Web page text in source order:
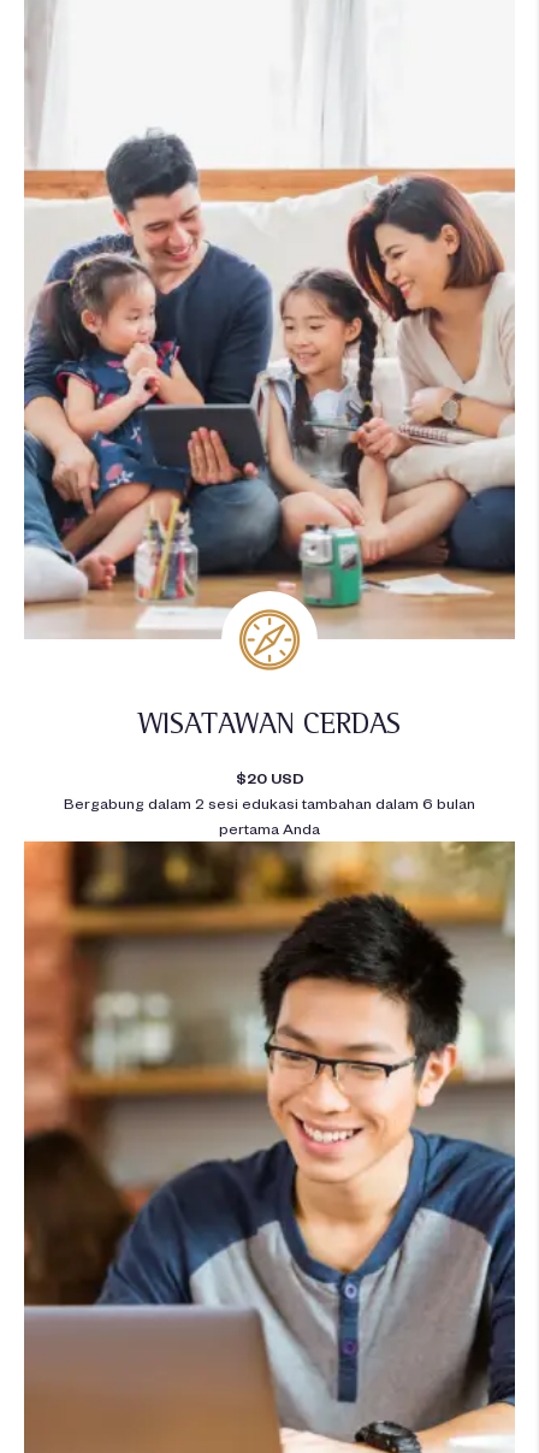
WISATAWAN CERDAS
$20 USD
Bergabung dalam 2 sesi edukasi tambahan dalam 6 bulan
pertama Anda